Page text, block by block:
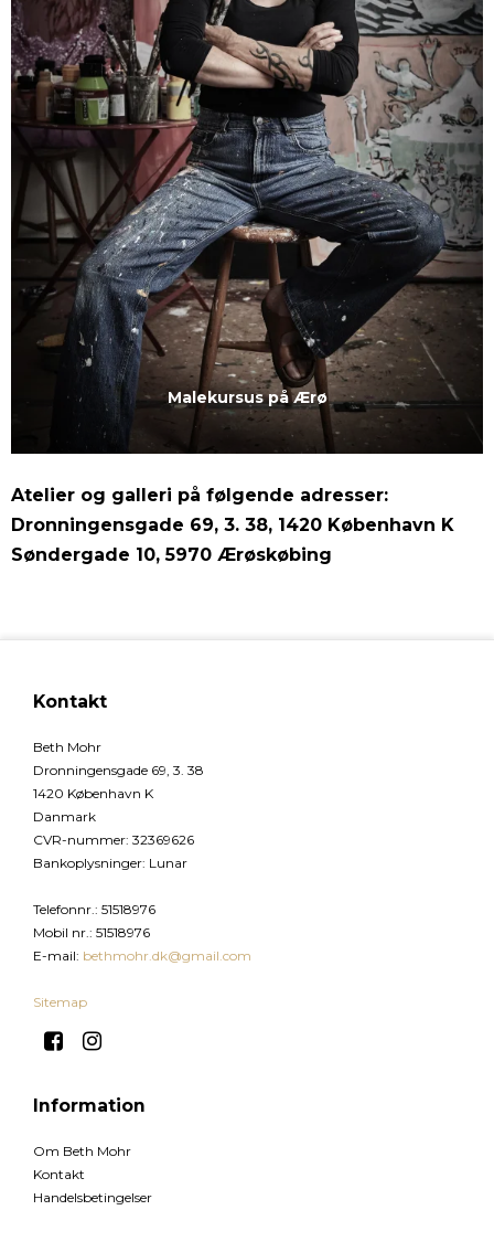
Malekursus på Ærø
Atelier og galleri på følgende adresser:
Dronningensgade 69, 3. 38, 1420 København K
Søndergade 10, 5970 Ærøskøbing
Kontakt
Beth Mohr
Dronningensgade 69, 3. 38
1420 København K
Danmark
CVR-nummer: 32369626
Bankoplysninger: Lunar
Telefonnr. : 51518976
Mobil nr. : 51518976
E-mail: bethmohr.dk@gmail.com
Sitemap
Information
Om Beth Mohr
Kontakt
Handelsbetingelser